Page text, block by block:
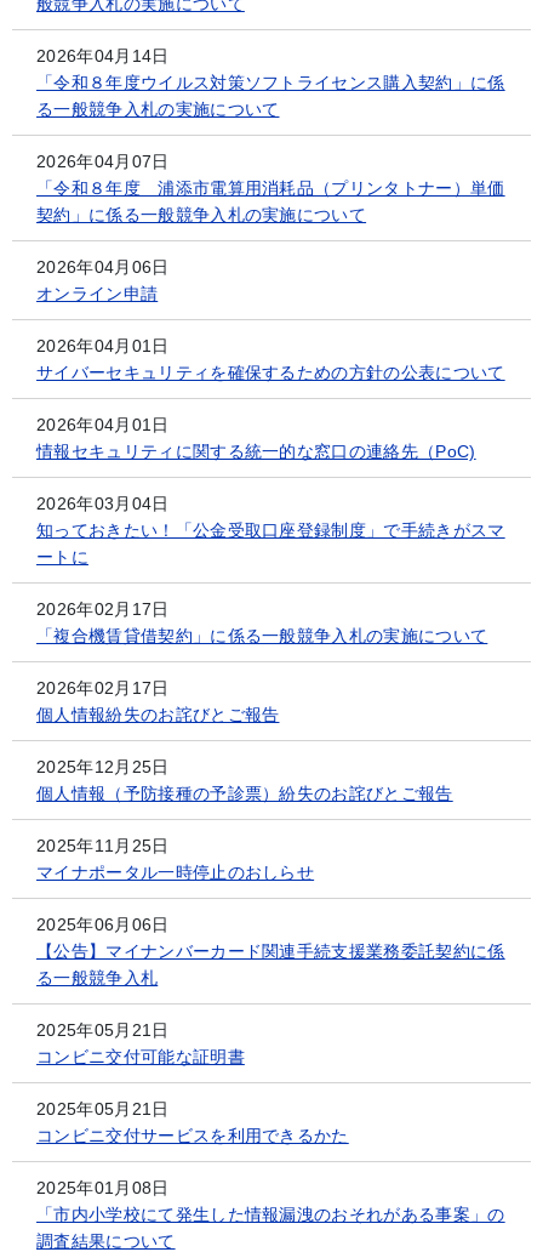
2026年04月14日
「令和８年度ウイルス対策ソフトライセンス購入契約」に係
る一般競争入札の実施について
2026年04月07日
「令和８年度 浦添市電算用消耗品（プリンタトナー）単価
契約」に係る一般競争入札の実施について
2026年04月06日
オンライン申請
2026年04月01日
サイバーセキュリティを確保するための方針の公表について
2026年04月01日
情報セキュリティに関する統一的な窓口の連絡先（PoC)
2026年03月04日
知っておきたい！「公金受取口座登録制度」で手続きがスマ
ートに
2026年02月17日
「複合機賃貸借契約」に係る一般競争入札の実施について
2026年02月17日
個人情報紛失のお詫びとご報告
2025年12月25日
個人情報（予防接種の予診票）紛失のお詫びとご報告
2025年11月25日
マイナポータル一時停止のおしらせ
2025年06月06日
【公告】マイナンバーカード関連手続支援業務委託契約に係
る一般競争入札
2025年05月21日
コンビニ交付可能な証明書
2025年05月21日
コンビニ交付サービスを利用できるかた
2025年01月08日
「市内小学校にて発生した情報漏洩のおそれがある事案」の
調査結果について